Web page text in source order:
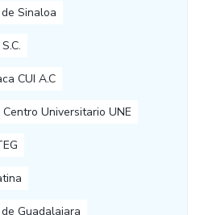
Sinaloa
CUI A.C
Centro Universitario UNE
Guadalajara